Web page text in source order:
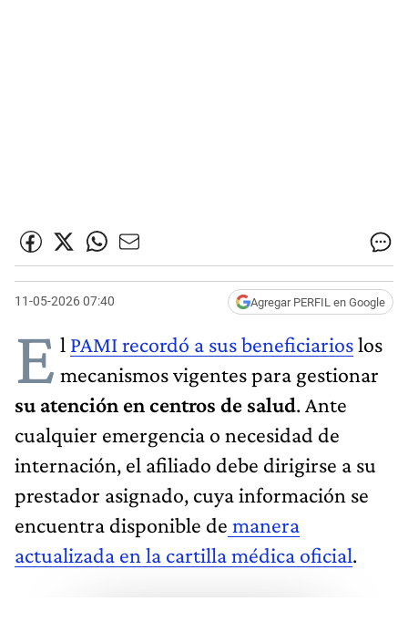
11-05-2026 07:40 Agregar PERFIL en Google
E l PAMI recordó a sus beneficiarioslos
mecanismos vigentes para gestionar
su atención en centros de salud. Ante
cualquier emergencia o necesidad de
internación, el afiliado debe dirigirse a su
prestador asignado, cuya información se
encuentra disponible de manera
actualizada en la cartilla médica oficial.